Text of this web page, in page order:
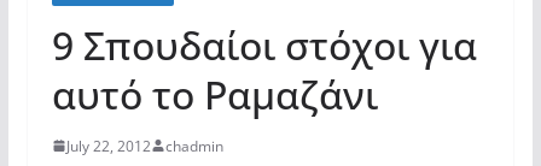
9 Σπουδαίοι στόχοι για
αυτό το Ραμαζάνι
July 22, 2012 chadmin